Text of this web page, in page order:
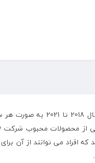
یک نفره بست وی مدل 67556 یکی از جذاب ترین و منحصر به فرد
می توانند از آن